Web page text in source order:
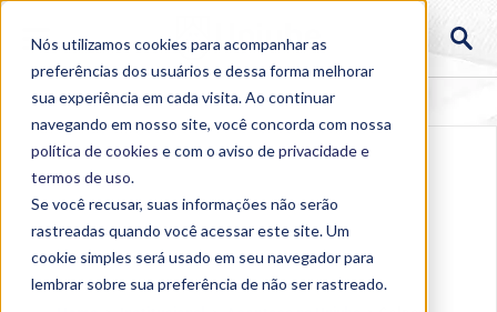
Nós utilizamos cookies para acompanhar as
preferências dos usuários e dessa forma melhorar
sua experiência em cada visita. Ao continuar
navegando em nosso site, você concorda com nossa
política de cookies e com o aviso deprivacidade e
termos de uso.
Se você recusar, suas informações não serão
rastreadas quando você acessar este site. Um
cookie simples será usado em seu navegador para
lembrar sobre sua preferência de não ser rastreado.